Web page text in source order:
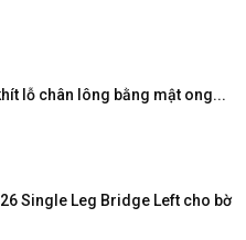
lỗ chân lông bằng mật ong...
Single Leg Bridge Left cho bờ